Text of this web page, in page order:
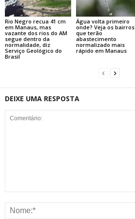
Rio Negro recua 41 cm
em Manaus, mas
vazante dos rios do AM
segue dentro da
normalidade, diz
Serviço Geológico do
Brasil
Água volta primeiro
onde? Veja os bairros
que terão
abastecimento
normalizado mais
rápido em Manaus
DEIXE UMA RESPOSTA